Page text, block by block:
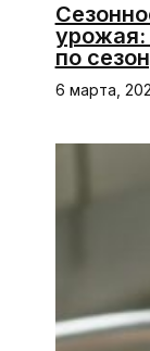
урожая:
по
6 марта,